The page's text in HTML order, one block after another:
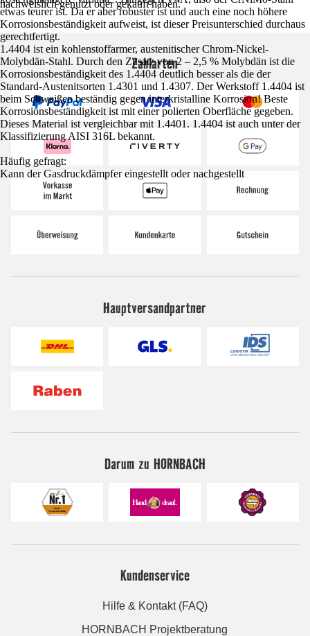
etwas teurer ist. Da er aber robuster ist und auch eine noch höhere
Korrosionsbeständigkeit aufweist, ist dieser Preisunterschied durchaus
gerechtfertigt.
1.4404 ist ein kohlenstoffarmer, austenitischer Chrom-Nickel-
Molybdän-Stahl. Durch den Zusatz von 2 – 2,5 % Molybdän ist die
Korrosionsbeständigkeit des 1.4404 deutlich besser als die der
Standard-Austenitsorten 1.4301 und 1.4307. Der Werkstoff 1.4404 ist
beim Schweißen beständig gegen interkristalline Korrosion! Beste
Korrosionsbeständigkeit ist mit einer polierten Oberfläche gegeben.
Dieses Material ist vergleichbar mit 1.4401. 1.4404 ist auch unter der
Klassifizierung AISI 316L bekannt.
Häufig gefragt:
Kann der Gasdruckdämpfer eingestellt oder nachgestellt
nachweislich genutzt oder gekauft haben.
Zahlarten
Hauptversandpartner
Darum zu HORNBACH
Kundenservice
Hilfe & Kontakt (FAQ)
HORNBACH Projektberatung